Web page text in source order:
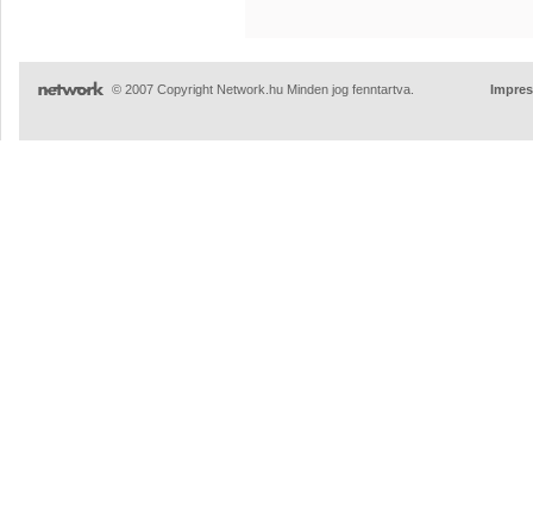
© 2007 Copyright Network.hu Minden jog fenntartva.